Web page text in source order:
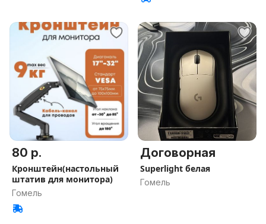
80 р.
Кронштейн(настольный
штатив для монитора)
Гомель
Договорная
Superlight белая
Гомель